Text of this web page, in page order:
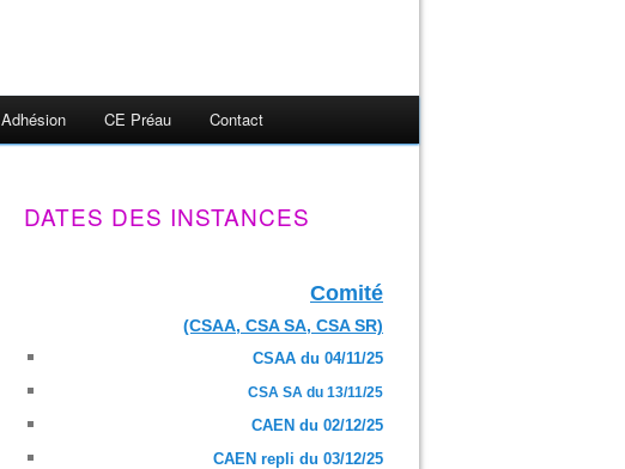
Adhésion CE Préau Contact
DATES DES INSTANCES
Comité
(CSAA, CSA SA, CSA SR)
CSAA du 04/11/25
CSA SA du 13/11/25
CAEN du 02/12/25
CAEN repli du 03/12/25